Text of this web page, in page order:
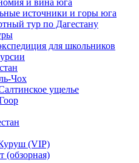
и вина юга
источники и горы юга
тур по Дагестану
для школьников
Чох
ущелье
(VIP)
(обзорная)